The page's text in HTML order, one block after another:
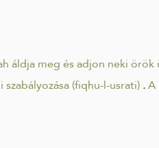
áldja meg és adjon neki
(fiqhu-l-usrati).A